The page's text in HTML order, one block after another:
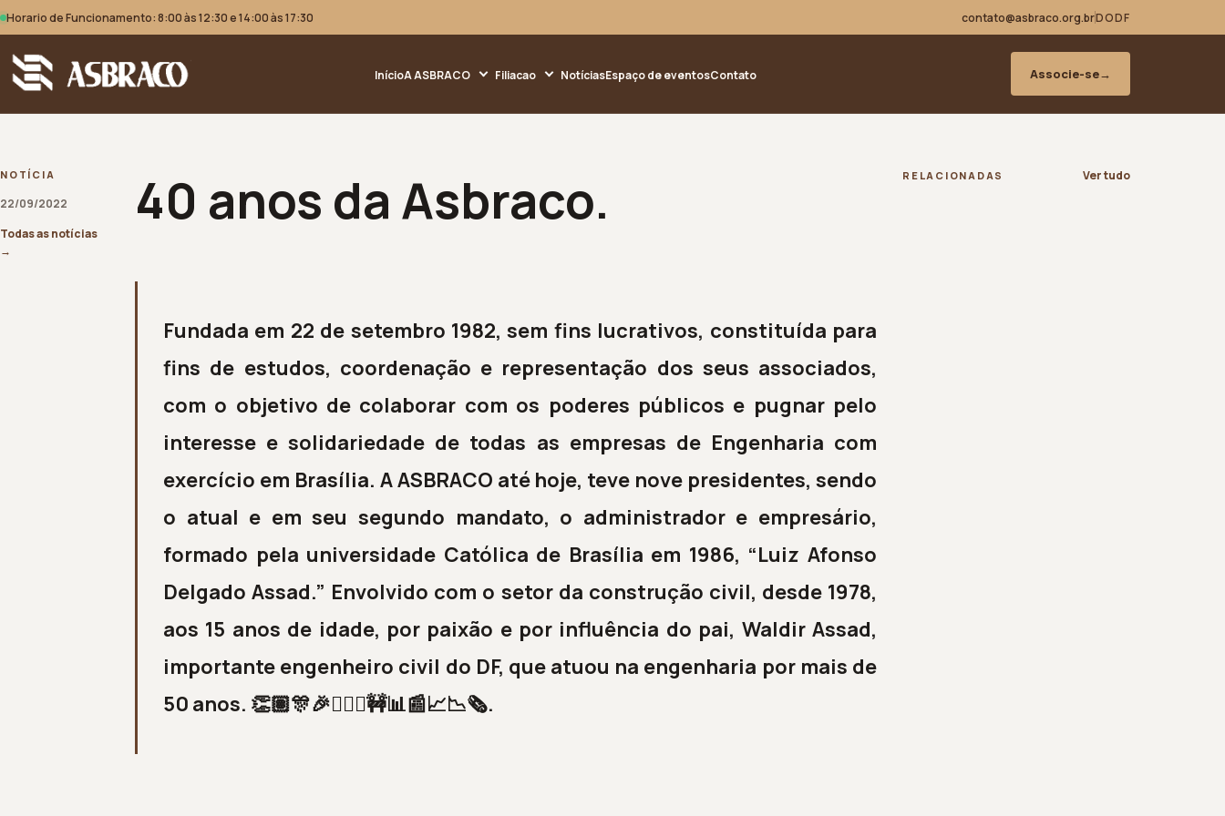
Horario de Funcionamento: 8:00 às 12:30 e 14:00 às 17:30 contato@asbraco.org.brDODF
InícioA ASBRACO Filiacao NotíciasEspaço de eventosContato Associe-se→
NOTÍCIA
22/09/2022
Todas as notícias
→
40 anos da Asbraco.
Fundada em 22 de setembro 1982, sem fins lucrativos, constituída para
fins de estudos, coordenação e representação dos seus associados,
com o objetivo de colaborar com os poderes públicos e pugnar pelo
interesse e solidariedade de todas as empresas de Engenharia com
exercício em Brasília. A ASBRACO até hoje, teve nove presidentes, sendo
o atual e em seu segundo mandato, o administrador e empresário,
formado pela universidade Católica de Brasília em 1986, “Luiz Afonso
Delgado Assad.” Envolvido com o setor da construção civil, desde 1978,
aos 15 anos de idade, por paixão e por influência do pai, Waldir Assad,
importante engenheiro civil do DF, que atuou na engenharia por mais de
50 anos. 👏🏽🎊🎉👷‍♂️✨🚧📊📰📈📉🗞.
RELACIONADAS Ver tudo